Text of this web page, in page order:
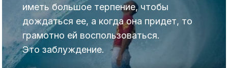
На самом деле, это заблуждение,
поскольку в центре внимания, при таком
подходе, находится недостаток денег.
Желая иметь больше, люди
иметь большое терпение, чтобы
дождаться ее, а когда она придет, то
грамотно ей воспользоваться.
Это заблуждение.